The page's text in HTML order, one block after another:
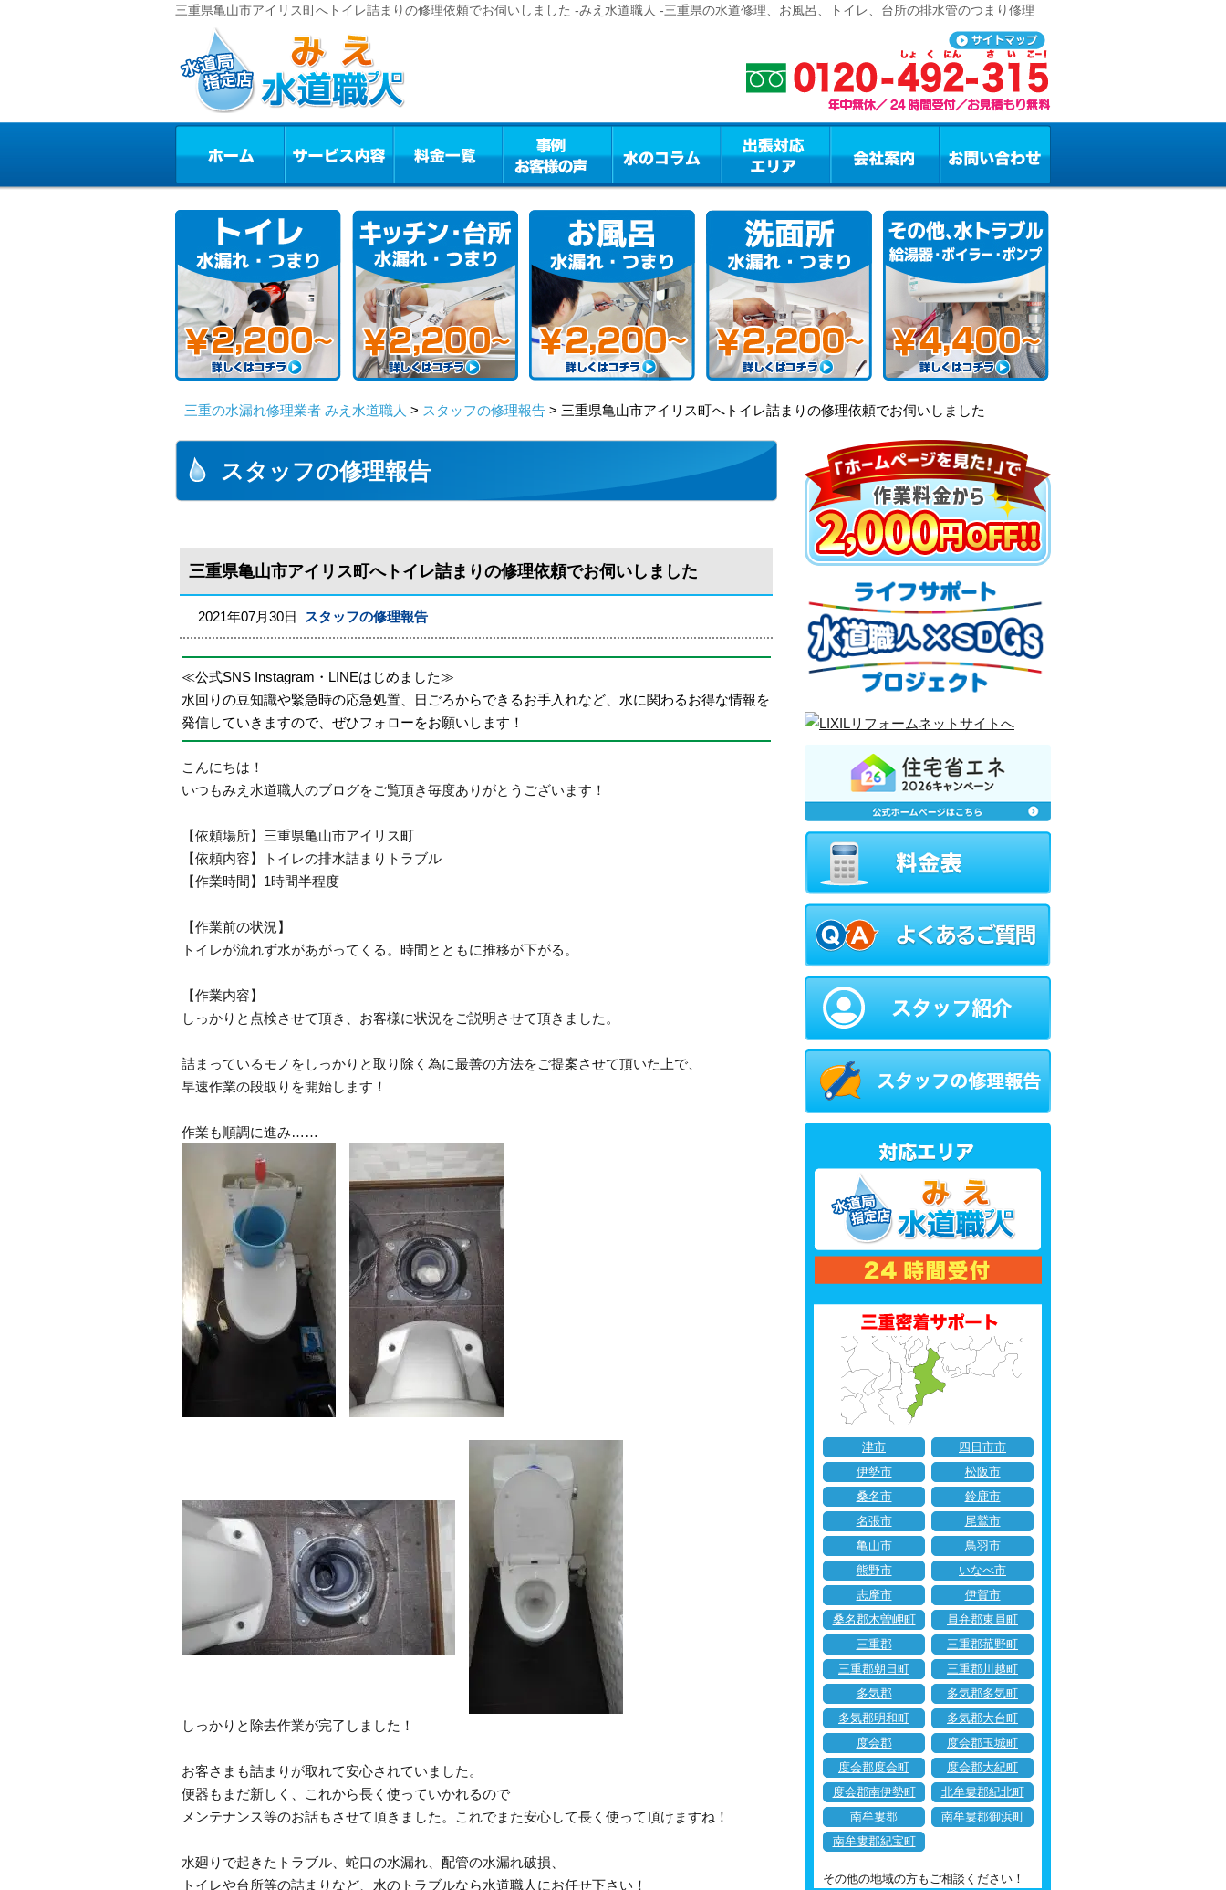
三重県亀山市アイリス町へトイレ詰まりの修理依頼でお伺いしました -みえ水道職人 -三重県の水道修理、お風呂、トイレ、台所の排水管のつまり修理
三重の水漏れ修理業者 みえ水道職人 > スタッフの修理報告 > 三重県亀山市アイリス町へトイレ詰まりの修理依頼でお伺いしました
スタッフの修理報告
三重県亀山市アイリス町へトイレ詰まりの修理依頼でお伺いしました
2021年07月30日 スタッフの修理報告
≪公式SNS Instagram・LINEはじめました≫
水回りの豆知識や緊急時の応急処置、日ごろからできるお手入れなど、水に関わるお得な情報を
発信していきますので、ぜひフォローをお願いします！
こんにちは！
いつもみえ水道職人のブログをご覧頂き毎度ありがとうございます！
【依頼場所】三重県亀山市アイリス町
【依頼内容】トイレの排水詰まりトラブル
【作業時間】1時間半程度
【作業前の状況】
トイレが流れず水があがってくる。時間とともに推移が下がる。
【作業内容】
しっかりと点検させて頂き、お客様に状況をご説明させて頂きました。
詰まっているモノをしっかりと取り除く為に最善の方法をご提案させて頂いた上で、
早速作業の段取りを開始します！
作業も順調に進み……
しっかりと除去作業が完了しました！
お客さまも詰まりが取れて安心されていました。
便器もまだ新しく、これから長く使っていかれるので
メンテナンス等のお話もさせて頂きました。これでまた安心して長く使って頂けますね！
水廻りで起きたトラブル、蛇口の水漏れ、配管の水漏れ破損、
トイレや台所等の詰まりなど、水のトラブルなら水道職人にお任せ下さい！
津市
四日市市
伊勢市
松阪市
桑名市
鈴鹿市
名張市
尾鷲市
亀山市
鳥羽市
熊野市
いなべ市
志摩市
伊賀市
桑名郡木曽岬町
員弁郡東員町
三重郡
三重郡菰野町
三重郡朝日町
三重郡川越町
多気郡
多気郡多気町
多気郡明和町
多気郡大台町
度会郡
度会郡玉城町
度会郡度会町
度会郡大紀町
度会郡南伊勢町
北牟婁郡紀北町
南牟婁郡
南牟婁郡御浜町
南牟婁郡紀宝町
その他の地域の方もご相談ください！